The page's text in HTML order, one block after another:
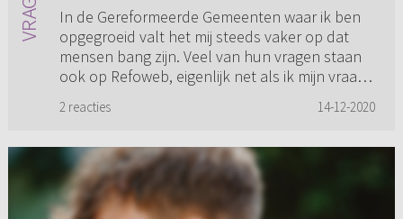
In de Gereformeerde Gemeenten waar ik ben
opgegroeid valt het mij steeds vaker op dat
mensen bang zijn. Veel van hun vragen staan
ook op Refoweb, eigenlijk net als ik mijn vraag
2 reacties 14-12-2020